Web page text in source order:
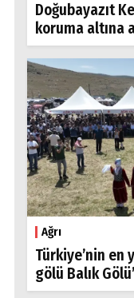
Doğubayazıt
koruma altına
Ağrı
Türkiye’nin en
gölü Balık